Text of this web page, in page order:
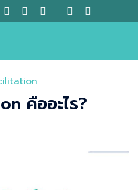
คืออะไร?